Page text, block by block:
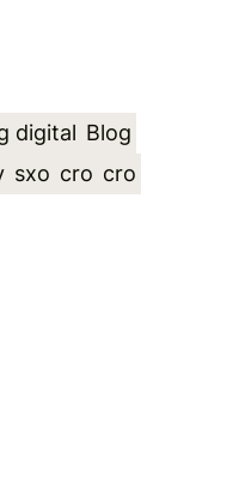
digital Blog
sxo cro cro